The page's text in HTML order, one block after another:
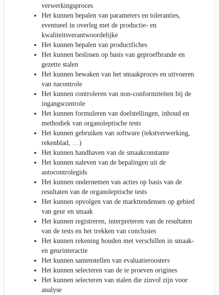
verwerkingsproces
Het kunnen bepalen van parameters en toleranties,
eventueel in overleg met de productie- en
kwaliteitsverantwoordelijke
Het kunnen bepalen van productfiches
Het kunnen beslissen op basis van geproefbrande en
gezette stalen
Het kunnen bewaken van het smaakproces en uitvoeren
van nacontrole
Het kunnen controleren van non-conformiteiten bij de
ingangscontrole
Het kunnen formuleren van doelstellingen, inhoud en
methodiek van organoleptische tests
Het kunnen gebruiken van software (tekstverwerking,
rekenblad, …)
Het kunnen handhaven van de smaakconstante
Het kunnen naleven van de bepalingen uit de
autocontrolegids
Het kunnen ondernemen van acties op basis van de
resultaten van de organoleptische tests
Het kunnen opvolgen van de markttendensen op gebied
van geur en smaak
Het kunnen registreren, interpreteren van de resultaten
van de tests en het trekken van conclusies
Het kunnen rekening houden met verschillen in smaak-
en geurinteractie
Het kunnen samenstellen van evaluatieroosters
Het kunnen selecteren van de te proeven origines
Het kunnen selecteren van stalen die zinvol zijn voor
analyse